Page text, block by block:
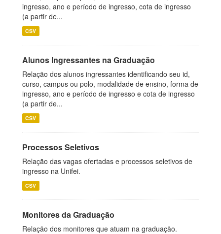
ingresso, ano e período de ingresso, cota de ingresso
(a partir de...
CSV
Alunos Ingressantes na Graduação
Relação dos alunos ingressantes identificando seu id,
curso, campus ou polo, modalidade de ensino, forma de
ingresso, ano e período de ingresso e cota de ingresso
(a partir de...
CSV
Processos Seletivos
Relação das vagas ofertadas e processos seletivos de
ingresso na Unifei.
CSV
Monitores da Graduação
Relação dos monitores que atuam na graduação.